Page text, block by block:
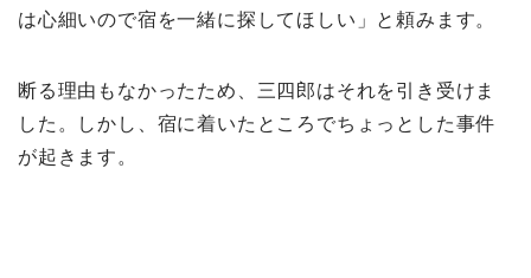
は心細いので宿を一緒に探してほしい」と頼みます。
断る理由もなかったため、三四郎はそれを引き受けま
した。しかし、宿に着いたところでちょっとした事件
が起きます。